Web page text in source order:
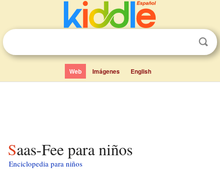
Web Imágenes English
Saas-Fee para niños
Enciclopedia para niños